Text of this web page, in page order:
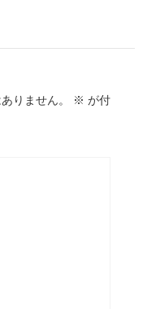
りません。 ※ が付